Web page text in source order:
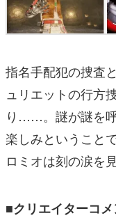
指名手配犯の捜査
ュリエットの行方
り……。謎が謎を
楽しみということ
ロミオは刻の涙を
■クリエイターコメ